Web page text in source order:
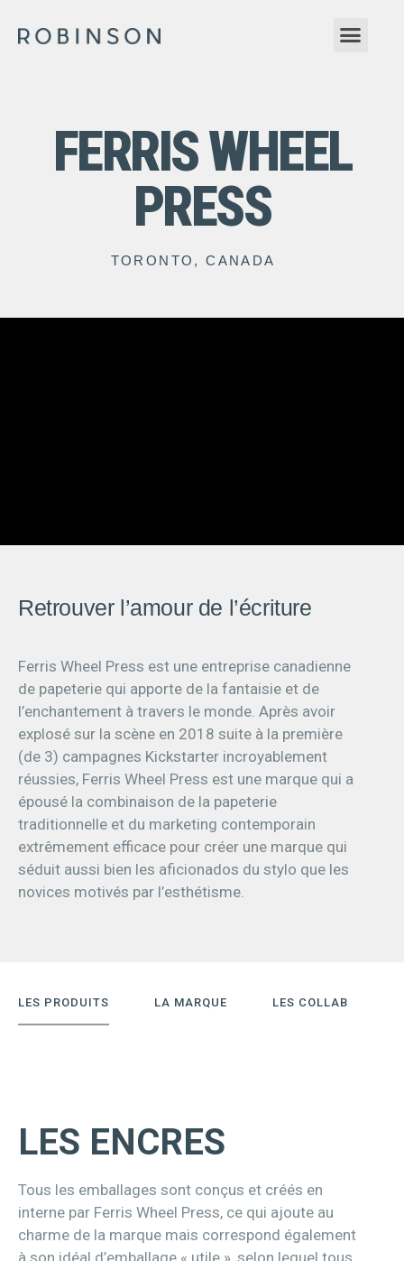
FERRIS WHEEL
PRESS
TORONTO, CANADA
Retrouver l’amour de l’écriture
Ferris Wheel Press est une entreprise canadienne
de papeterie qui apporte de la fantaisie et de
l’enchantement à travers le monde. Après avoir
explosé sur la scène en 2018 suite à la première
(de 3) campagnes Kickstarter incroyablement
réussies, Ferris Wheel Press est une marque qui a
épousé la combinaison de la papeterie
traditionnelle et du marketing contemporain
extrêmement efficace pour créer une marque qui
séduit aussi bien les aficionados du stylo que les
novices motivés par l’esthétisme.
LES PRODUITS LA MARQUE LES COLLAB
LES ENCRES
Tous les emballages sont conçus et créés en
interne par Ferris Wheel Press, ce qui ajoute au
charme de la marque mais correspond également
à son idéal d’emballage « utile », selon lequel tous